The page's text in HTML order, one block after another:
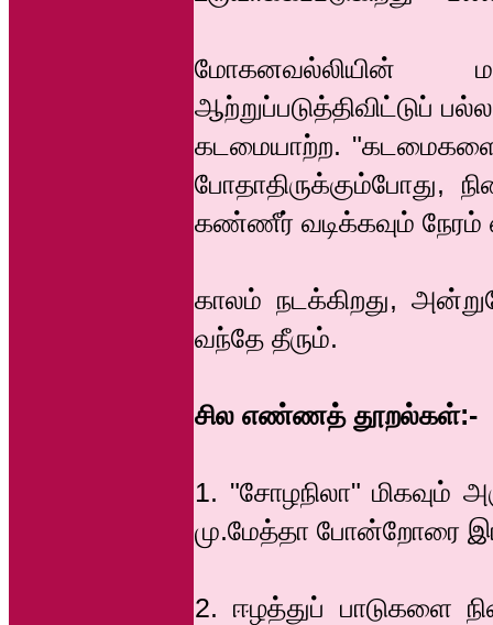
மோகனவல்லியின்
ஆற்றுப்படுத்திவிட்டுப்
கடமையாற்ற. "கடமைகளை
போதாதிருக்கும்போது,
கண்ணீர் வடிக்கவும் நேரம்
காலம் நடக்கிறது,
வந்தே தீரும்.
சில எண்ணத் தூறல்கள்:-
1. "சோழநிலா" மிகவும்
மு.மேத்தா போன்றோரை
2. ஈழத்துப் பாடுகளை